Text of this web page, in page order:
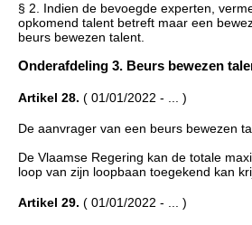
§ 2. Indien de bevoegde experten,
opkomend talent betreft maar een
beurs bewezen talent.
Onderafdeling 3. Beurs bewezen
Artikel 28. ( 01/01/2022 - ... )
De aanvrager van een beurs bewezen
De Vlaamse Regering kan de totale
loop van zijn loopbaan toegekend kan
Artikel 29. ( 01/01/2022 - ... )